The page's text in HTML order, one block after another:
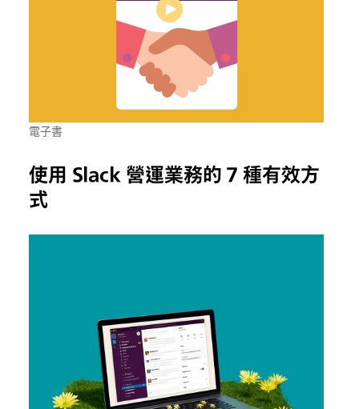
電子書
使用 Slack 營運業務的 7 種有效方
式